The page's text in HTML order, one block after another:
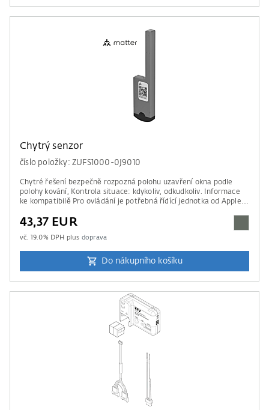
Chytrý senzor
číslo položky: ZUFS1000-0J9010
Chytré řešení bezpečně rozpozná polohu uzavření okna podle
polohy kování, Kontrola situace: kdykoliv, odkudkoliv. Informace
ke kompatibilě Pro ovládání je potřebná řídící jednotka od Apple
43,37 EUR
vč. 19.0% DPH plus doprava
Do nákupního košíku